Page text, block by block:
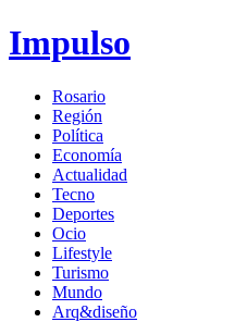
Impulso
Rosario
Región
Política
Economía
Actualidad
Tecno
Deportes
Ocio
Lifestyle
Turismo
Mundo
Arq&diseño